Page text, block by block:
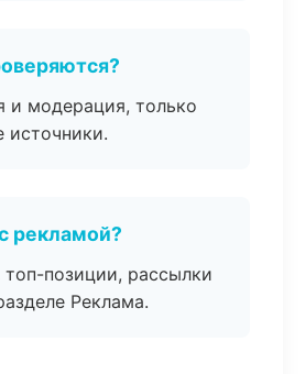
и модерация, только
источники.
рекламой?
позиции, рассылки
Реклама.